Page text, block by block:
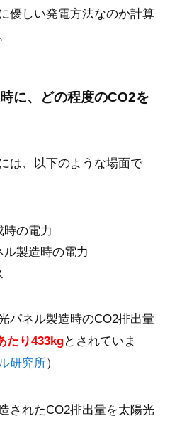
優しい発電方法なのか計算
に、どの程度のCO2を
は、以下のような場面で
の電力
製造時の電力
パネル製造時のCO2排出量
たり433kgとされていま
研究所）
されたCO2排出量を太陽光